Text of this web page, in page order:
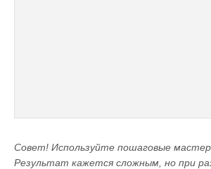
Совет! Используйте пошаговые
Результат кажется сложным, но при